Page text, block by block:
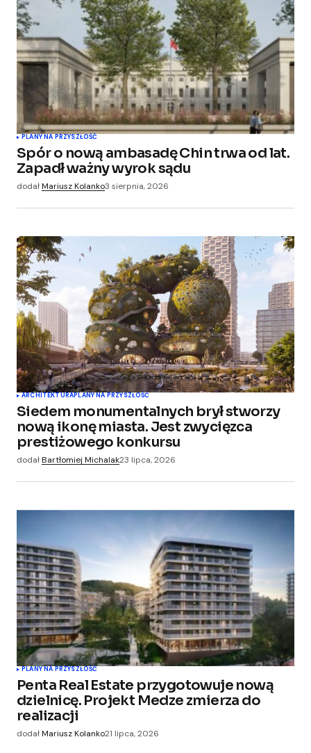
PLANY NA PRZYSZŁOŚĆ
Spór o nową ambasadę Chin trwa od lat.
Zapadł ważny wyrok sądu
dodałMariusz Kolanko3 sierpnia, 2026
ARCHITEKTURAPLANY NA PRZYSZŁOŚĆ
Siedem monumentalnych brył stworzy
nową ikonę miasta. Jest zwycięzca
prestiżowego konkursu
dodałBartłomiej Michalak23 lipca, 2026
PLANY NA PRZYSZŁOŚĆ
Penta Real Estate przygotowuje nową
dzielnicę. Projekt Medze zmierza do
realizacji
dodałMariusz Kolanko21 lipca, 2026